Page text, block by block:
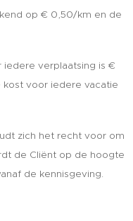
op € 0,50/km en de
iedere verplaatsing is €
voor iedere vacatie
zich het recht voor om
de Cliënt op de hoogte
de kennisgeving.